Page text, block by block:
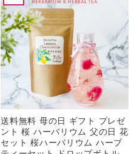
送料無料 母の日 ギフト プレゼ
ント 桜 ハーバリウム 父の日 花
セット 桜ハーバリウム ハーブ